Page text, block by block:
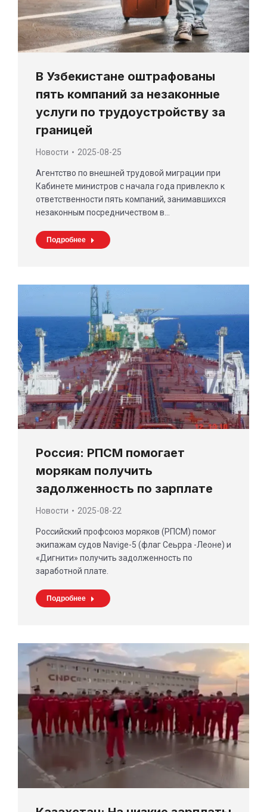
В Узбекистане оштрафованы
пять компаний за незаконные
услуги по трудоустройству за
границей
Новости 2025-08-25
Агентство по внешней трудовой миграции при
Кабинете министров с начала года привлекло к
ответственности пять компаний, занимавшихся
незаконным посредничеством в…
Подробнее
Россия: РПСМ помогает
морякам получить
задолженность по зарплате
Новости 2025-08-22
Российский профсоюз моряков (РПСМ) помог
экипажам судов Navige-5 (флаг Сеьрра -Леоне) и
«Дигнити» получить задолженность по
заработной плате.
Подробнее